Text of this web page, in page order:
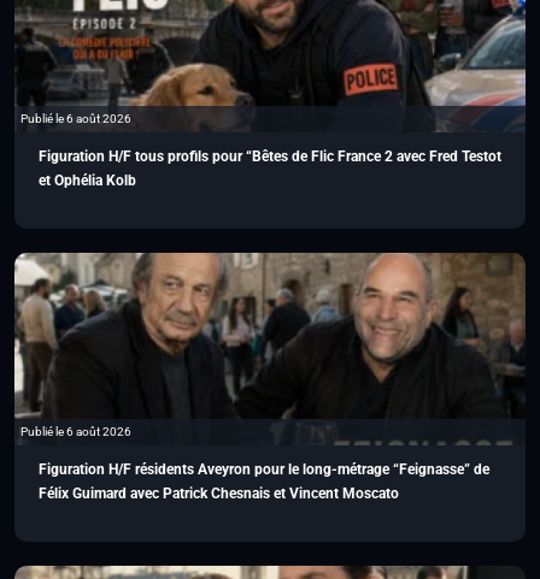
Publié le 6 août 2026
Figuration H/F tous profils pour “Bêtes de Flic France 2 avec Fred Testot
et Ophélia Kolb
Publié le 6 août 2026
Figuration H/F résidents Aveyron pour le long-métrage “Feignasse” de
Félix Guimard avec Patrick Chesnais et Vincent Moscato